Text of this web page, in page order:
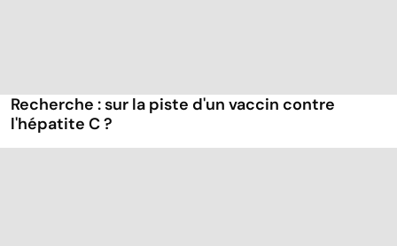
Recherche : sur la piste d'un vaccin contre
l'hépatite C ?